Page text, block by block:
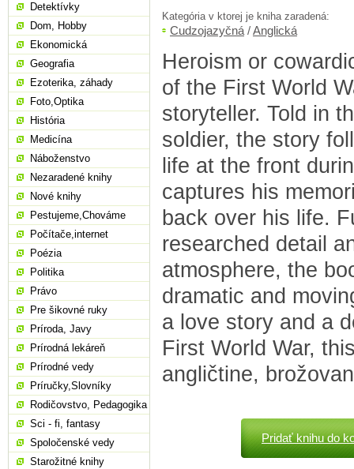
Kategória v ktorej je kniha zaradená:
Cudzojazyčná /Anglická
Heroism or
of the First World
storyteller. Told in
soldier, the story
life at the front
captures his
back over his life.
researched detail
atmosphere, the
dramatic and
a love story and a
First World War,
angličtine,
Pridať knihu do
Detektívky
Dom, Hobby
Ekonomická
Geografia
Ezoterika, záhady
Foto,Optika
História
Medicína
Náboženstvo
Nezaradené knihy
Nové knihy
Pestujeme,Chováme
Počítače,internet
Poézia
Politika
Právo
Pre šikovné ruky
Príroda, Javy
Prírodná lekáreň
Prírodné vedy
Príručky,Slovníky
Rodičovstvo, Pedagogika
Sci - fi, fantasy
Spoločenské vedy
Starožitné knihy